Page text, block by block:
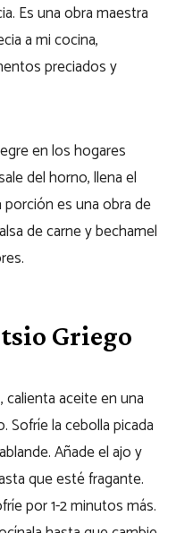
Es una obra maestra
a mi cocina,
preciados y
en los hogares
del horno, llena el
es una obra de
de carne y bechamel
Griego
, calienta aceite en una
Sofríe la cebolla picada
Añade el ajo y
que esté fragante.
por 1-2 minutos más.